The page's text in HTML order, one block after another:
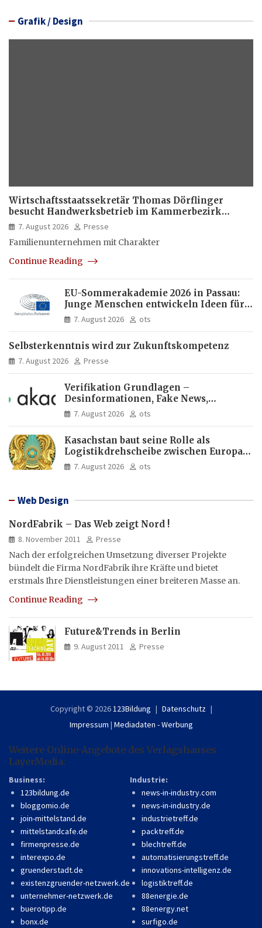
Grafik / Design
Wirtschaftsstaatssekretär Thomas Dörflinger
besucht Handwerksbetrieb im Kammerbezirk
Freiburg
7. August 2026
Presse
Familienunternehmen mit Charakter
Continue Reading
EU-Sommerakademie 2026 in Passau:
Junge Menschen entwickeln Ideen für
Europas Zukunft
7. August 2026 ots
Selbsterkenntnis wird zur Zukunftskompetenz
7. August 2026 Presse
Verifikation Grundlagen –
Desinformationen, Fake News,
manipulierte Inhalte | dpa-Akademie
7. August 2026 ots
Kasachstan baut seine Rolle als
Logistikdrehscheibe zwischen Europa
und Asien aus
7. August 2026 ots
Web Design
NordFabrik – Das Web zeigt Nord !
8. November 2011
Presse
Nach der erfolgreichen Umsetzung diverser Projekte
bündelt die Firma NordFabrik ihre Kräfte und bietet
erstmals Ihre Dienstleistungen einer breiteren Masse an.
Continue Reading
Future&Trends in Berlin
9. August 2011 Presse
Copyright © 2026123Bildung
Datenschutz
Impressum | Mediadaten - Werbung
Weitere Online-Angebote des Verlagshauses
LayerMedia:
Business:
123bildung.de
bloggomio.de
join-mittelstand.de
mittelstandcafe.de
firmenpresse.de
interexpo.de
gruenderstadt.de
existenzgruender-netzwerk.de
unternehmer-netzwerk.de
buerotipp.de
bonx.de
Industrie:
news-in-industry.com
news-in-industry.de
industrietreff.de
packtreff.de
blechtreff.de
automatisierungstreff.de
innovations-intelligenz.de
logistiktreff.de
88energie.de
88energy.net
surfigo.de